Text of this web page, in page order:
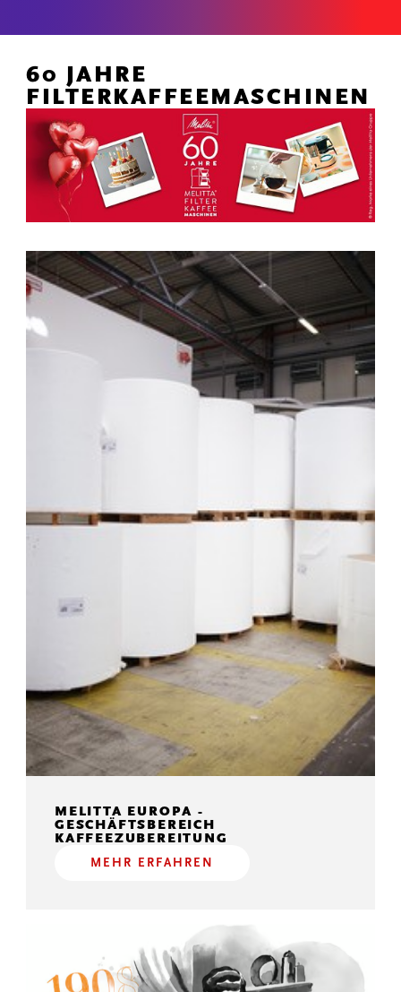
60 JAHRE
FILTERKAFFEEMASCHINEN
MELITTA EUROPA -
GESCHÄFTSBEREICH
KAFFEEZUBEREITUNG
MEHR ERFAHREN